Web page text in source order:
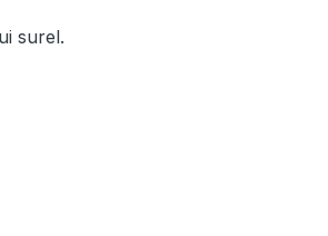
surel.